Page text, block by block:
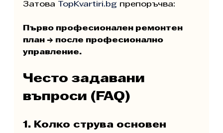
Затова TopKvartiri.bg препоръчва:
Първо професионален ремонтен
план → после професионално
управление.
Често задавани
въпроси (FAQ)
1. Колко струва основен